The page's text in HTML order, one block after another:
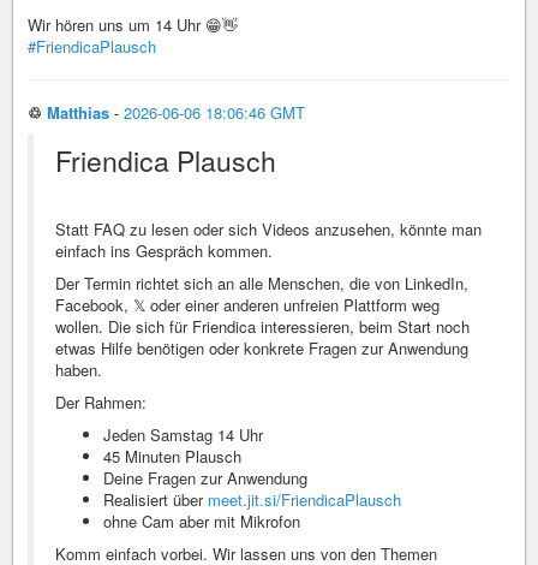
Wir hören uns um 14 Uhr 😁👋
#FriendicaPlausch
♲ Matthias - 2026-06-06 18:06:46 GMT
Friendica Plausch
Statt FAQ zu lesen oder sich Videos anzusehen, könnte man
einfach ins Gespräch kommen.
Der Termin richtet sich an alle Menschen, die von LinkedIn,
Facebook, 𝕏 oder einer anderen unfreien Plattform weg
wollen. Die sich für Friendica interessieren, beim Start noch
etwas Hilfe benötigen oder konkrete Fragen zur Anwendung
haben.
Der Rahmen:
Jeden Samstag 14 Uhr
45 Minuten Plausch
Deine Fragen zur Anwendung
Realisiert über meet.jit.si/FriendicaPlausch
ohne Cam aber mit Mikrofon
Komm einfach vorbei. Wir lassen uns von den Themen